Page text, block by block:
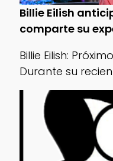
Billie Eilish
comparte su
Billie Eilish:
Durante su